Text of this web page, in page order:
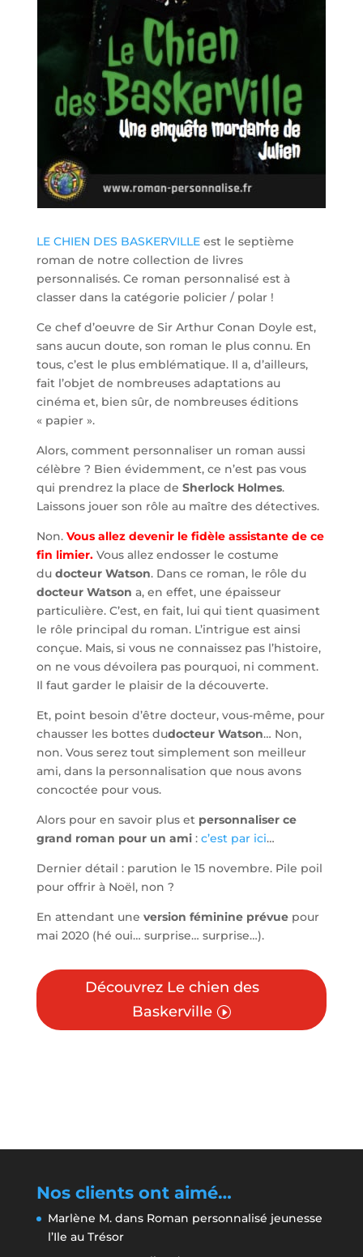
LE CHIEN DES BASKERVILLEest le septième
roman de notre collection de livres
personnalisés. Ce roman personnalisé est à
classer dans la catégorie policier / polar !
Ce chef d’oeuvre de Sir Arthur Conan Doyle est,
sans aucun doute, son roman le plus connu. En
tous, c’est le plus emblématique. Il a, d’ailleurs,
fait l’objet de nombreuses adaptations au
cinéma et, bien sûr, de nombreuses éditions
« papier ».
Alors, comment personnaliser un roman aussi
célèbre ? Bien évidemment, ce n’est pas vous
qui prendrez la place de Sherlock Holmes.
Laissons jouer son rôle au maître des détectives.
Non. Vous allez devenir le fidèle assistante de ce
fin limier.Vous allez endosser le costume
du docteur Watson. Dans ce roman, le rôle du
docteur Watson a, en effet, une épaisseur
particulière. C’est, en fait, lui qui tient quasiment
le rôle principal du roman. L’intrigue est ainsi
conçue. Mais, si vous ne connaissez pas l’histoire,
on ne vous dévoilera pas pourquoi, ni comment.
Il faut garder le plaisir de la découverte.
Et, point besoin d’être docteur, vous-même, pour
chausser les bottes dudocteur Watson… Non,
non. Vous serez tout simplement son meilleur
ami, dans la personnalisation que nous avons
concoctée pour vous.
Alors pour en savoir plus et personnaliser ce
grand roman pour un ami: c’est par ici…
Dernier détail : parution le 15 novembre. Pile poil
pour offrir à Noël, non ?
En attendant une version féminine prévuepour
mai 2020 (hé oui… surprise… surprise…).
Découvrez Le chien des
Baskerville
Nos clients ont aimé…
Marlène M.dans Roman personnalisé jeunesse
l’Ile au Trésor